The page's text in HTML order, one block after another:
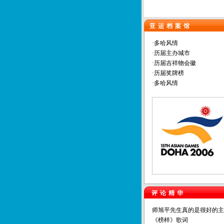
亚运档案馆
·多哈风情
·历届主办城市
·历届吉祥物会徽
·历届奖牌榜
·多哈风情
评论精华
师旭平先生真的是很好的
《榜样》歌词